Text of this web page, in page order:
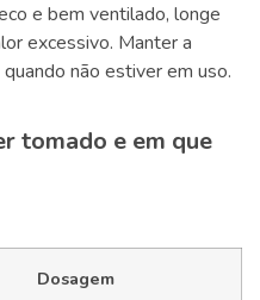
e bem ventilado, longe
excessivo. Manter a
não estiver em uso.
tomado e em que
Dosagem